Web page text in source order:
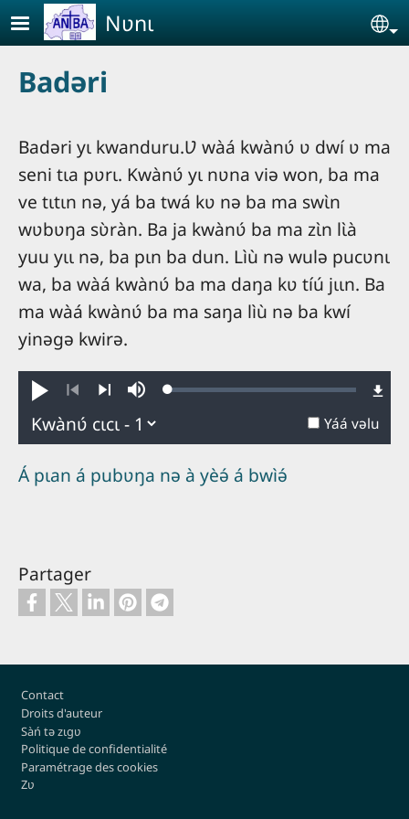
Aller au contenu principal
Nʋnɩ
Badəri
Badəri yɩ kwanduru.Ʋ wàá kwànʋ́ ʋ dwí ʋ ma
seni tɩa pʋrɩ. Kwànʋ́ yɩ nʋna viə won, ba ma
ve tɩtɩn nə, yá ba twá kʋ nə ba ma swɩ̀n
wʋbʋŋa sʋ̀ràn. Ba ja kwànʋ́ ba ma zɩ̀n lɩ̀à
yuu yɩɩ nə, ba pɩn ba dun. Lìù nə wulə pucʋnɩ
wa, ba wàá kwànʋ́ ba ma daŋa kʋ tíú jɩɩn. Ba
ma wàá kwànʋ́ ba ma saŋa lìù nə ba kwí
yinəgə kwirə.
Dú
Kwa
vəku daa
SourdineLoaded:
Yáá vəlu
Á pɩan á pubʋŋa nə à yèə́ á bwìə́
Partager
Pied de page
Contact
Droits d'auteur
Sàń tə zɩgʋ
Politique de confidentialité
Paramétrage des cookies
Zʋ